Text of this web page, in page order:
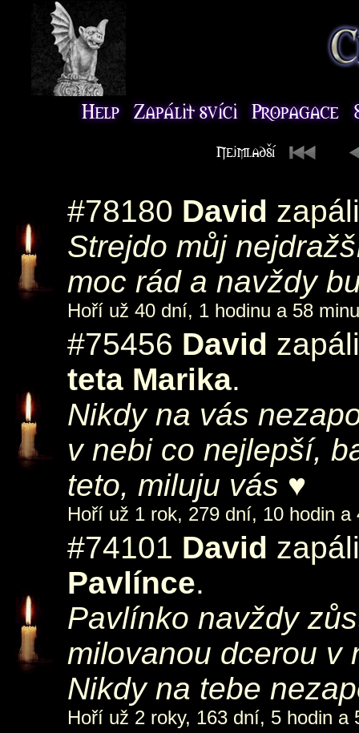
#78180 David
Strejdo můj
moc rád a navždy
Hoří už 40 dní, 1 hodinu a 58
#75456 David
teta Marika.
Nikdy na vás
v nebi co nejlepší,
teto, miluju vás ♥
Hoří už 1 rok, 279 dní, 10 hodin a
#74101 David
Pavlínce.
Pavlínko navždy
milovanou dcerou v
Nikdy na tebe
Hoří už 2 roky, 163 dní, 5 hodin a